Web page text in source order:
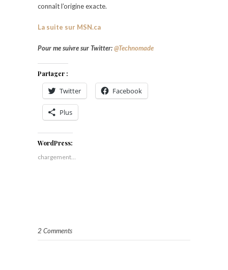
connaît l’origine exacte.
La suite sur MSN.ca
Pour me suivre sur Twitter:@Technomade
Partager :
Twitter Facebook
Plus
WordPress:
chargement…
2 Comments